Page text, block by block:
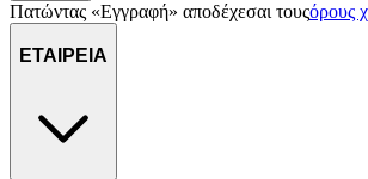
Πατώντας «Εγγραφή» αποδέχεσαι τουςόρους
ΕΤΑΙΡΕΙΑ